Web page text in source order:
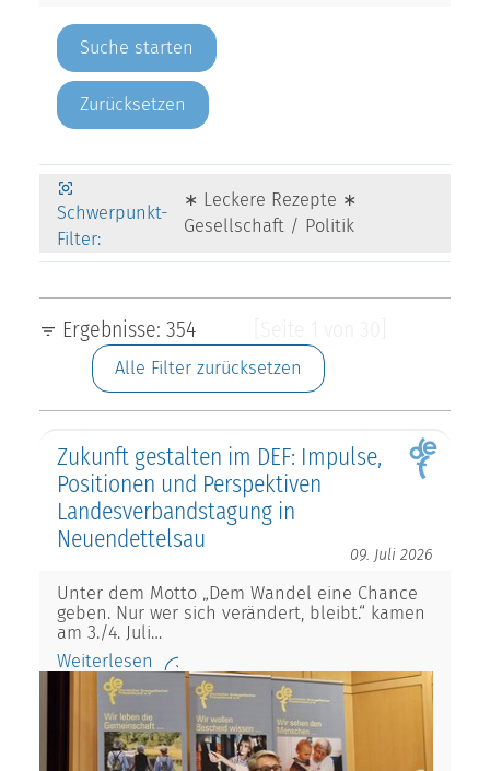
Zurücksetzen
Schwerpunkt-
Filter:
∗ Leckere Rezepte ∗
Gesellschaft / Politik
Ergebnisse: 354
Alle Filter zurücksetzen
Zukunft gestalten im DEF: Impulse,
Positionen und Perspektiven
Landesverbandstagung in
Neuendettelsau
09. Juli 2026
Unter dem Motto „Dem Wandel eine Chance
geben. Nur wer sich verändert, bleibt.“ kamen
am 3./4. Juli…
Weiterlesen